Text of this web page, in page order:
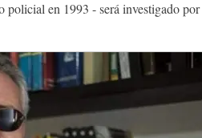
en 1993 - será investigado